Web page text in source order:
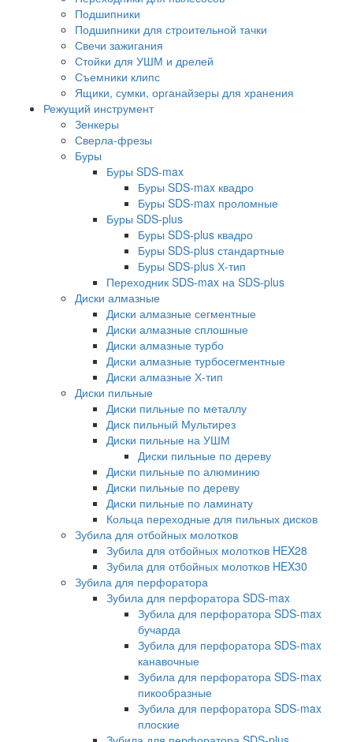
Подшипники
Подшипники для строительной тачки
Свечи зажигания
Стойки для УШМ и дрелей
Съемники клипс
Ящики, сумки, органайзеры для хранения
Режущий инструмент
Зенкеры
Сверла-фрезы
Буры
Буры SDS-max
Буры SDS-max квадро
Буры SDS-max проломные
Буры SDS-plus
Буры SDS-plus квадро
Буры SDS-plus стандартные
Буры SDS-plus Х-тип
Переходник SDS-max на SDS-plus
Диски алмазные
Диски алмазные сегментные
Диски алмазные сплошные
Диски алмазные турбо
Диски алмазные турбосегментные
Диски алмазные Х-тип
Диски пильные
Диски пильные по металлу
Диск пильный Мультирез
Диски пильные на УШМ
Диски пильные по дереву
Диски пильные по алюминию
Диски пильные по дереву
Диски пильные по ламинату
Кольца переходные для пильных дисков
Зубила для отбойных молотков
Зубила для отбойных молотков HEX28
Зубила для отбойных молотков HEX30
Зубила для перфоратора
Зубила для перфоратора SDS-max
Зубила для перфоратора SDS-max
бучарда
Зубила для перфоратора SDS-max
канавочные
Зубила для перфоратора SDS-max
пикообразные
Зубила для перфоратора SDS-max
плоские